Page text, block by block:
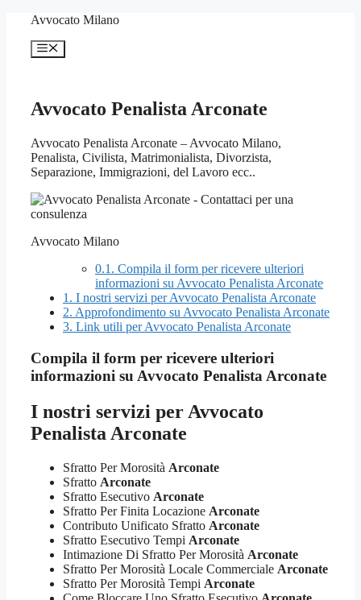
contenuto
Avvocato Milano
Menu
Avvocato Penalista Arconate
Avvocato Penalista Arconate – Avvocato Milano,
Penalista, Civilista, Matrimonialista, Divorzista,
Separazione, Immigrazioni, del Lavoro ecc..
Avvocato Milano
0.1. Compila il form per ricevere ulteriori
informazioni su Avvocato Penalista Arconate
1. I nostri servizi per Avvocato Penalista Arconate
2. Approfondimento su Avvocato Penalista Arconate
3. Link utili per Avvocato Penalista Arconate
Compila il form per ricevere ulteriori
informazioni su Avvocato Penalista Arconate
I nostri servizi per Avvocato
Penalista Arconate
Sfratto Per Morosità Arconate
Sfratto Arconate
Sfratto Esecutivo Arconate
Sfratto Per Finita Locazione Arconate
Contributo Unificato Sfratto Arconate
Sfratto Esecutivo Tempi Arconate
Intimazione Di Sfratto Per Morosità Arconate
Sfratto Per Morosità Locale Commerciale Arconate
Sfratto Per Morosità Tempi Arconate